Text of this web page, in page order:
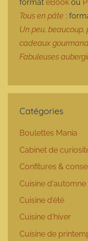
format eBook ou
Tous en pâte :
Un peu, beaucoup,
cadeaux
Fabuleuses
Catégories
Boulettes Mania
Cabinet de
Confitures &
Cuisine d'automne
Cuisine d'été
Cuisine d'hiver
Cuisine de